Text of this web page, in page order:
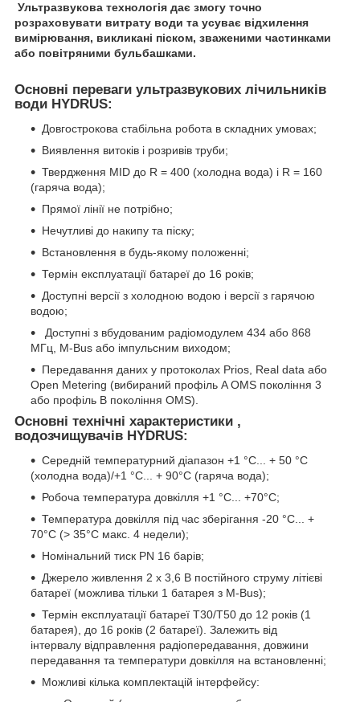
Ультразвукова технологія дає змогу точно
розраховувати витрату води та усуває відхилення
вимірювання, викликані піском, зваженими частинками
або повітряними бульбашками.
Основні переваги ультразвукових лічильників
води HYDRUS:
Довгострокова стабільна робота в складних умовах;
Виявлення витоків і розривів труби;
Твердження MID до R = 400 (холодна вода) і R = 160
(гаряча вода);
Прямої лінії не потрібно;
Нечутливі до накипу та піску;
Встановлення в будь-якому положенні;
Термін експлуатації батареї до 16 років;
Доступні версії з холодною водою і версії з гарячою
водою;
Доступні з вбудованим радіомодулем 434 або 868
МГц, M-Bus або імпульсним виходом;
Передавання даних у протоколах Prios, Real data або
Open Metering (вибираний профіль A OMS покоління 3
або профіль B покоління OMS).
Основні технічні характеристики ,
водозчищувачів HYDRUS:
Середній температурний діапазон +1 °C... + 50 °C
(холодна вода)/+1 °C... + 90°С (гаряча вода);
Робоча температура довкілля +1 °C... +70°С;
Температура довкілля під час зберігання -20 °C... +
70°С (> 35°C макс. 4 недели);
Номінальний тиск PN 16 барів;
Джерело живлення 2 х 3,6 В постійного струму літієві
батареї (можлива тільки 1 батарея з M-Bus);
Термін експлуатації батареї T30/T50 до 12 років (1
батарея), до 16 років (2 батареї). Залежить від
інтервалу відправлення радіопередавання, довжини
передавання та температури довкілля на встановленні;
Можливі кілька комплектацій інтерфейсу: